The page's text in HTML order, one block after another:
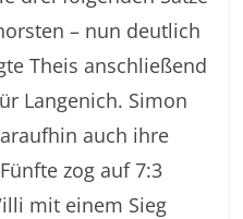
– nun deutlich
Theis anschließend
Langenich. Simon
auch ihre
zog auf 7:3
mit einem Sieg